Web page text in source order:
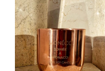
ДОБАВЯНЕ В
КОЛИЧКАТА